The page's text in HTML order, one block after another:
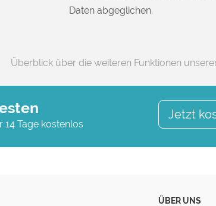
Daten abgeglichen.
Überblick über die weiteren Funktionen
14 Tage kostenlos
Jetzt
ÜBER UNS